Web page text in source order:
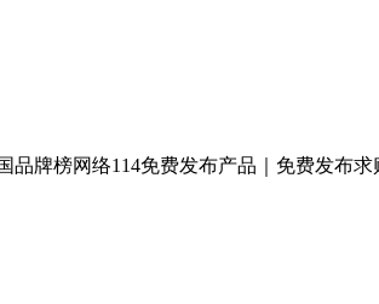
牌榜网络114免费发布产品｜免费发布求